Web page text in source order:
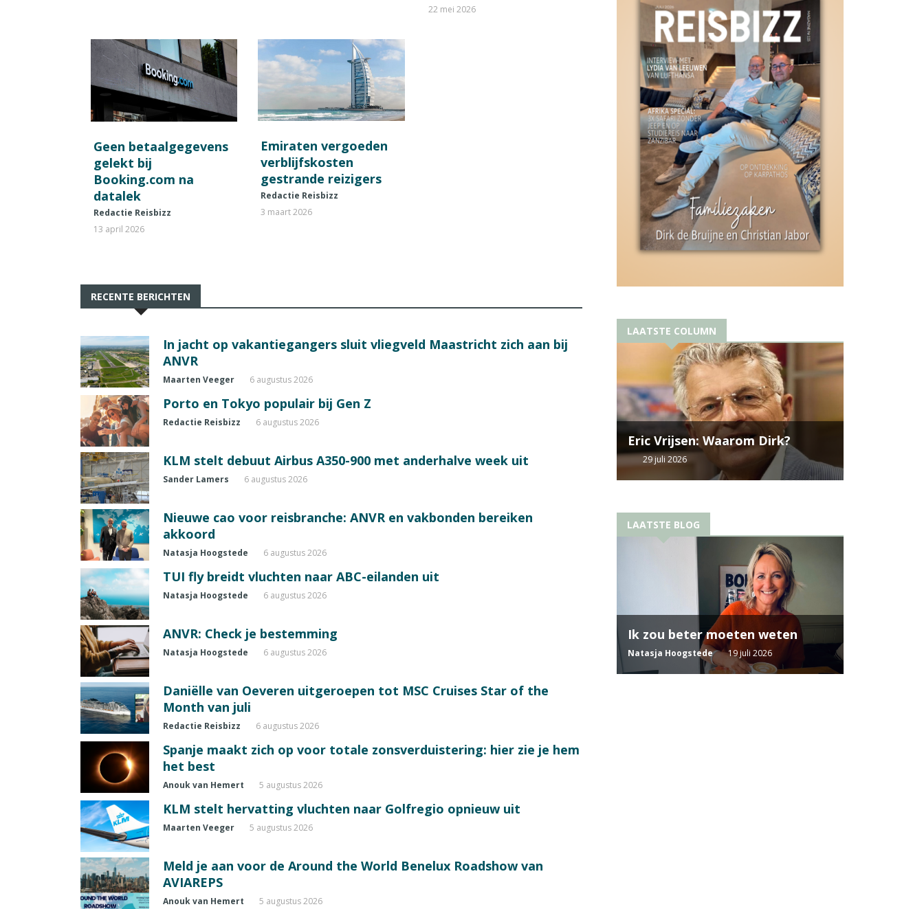
22 mei 2026
Geen betaalgegevens
gelekt bij
Booking.com na
datalek
Redactie Reisbizz
13 april 2026
Emiraten vergoeden
verblijfskosten
gestrande reizigers
Redactie Reisbizz
3 maart 2026
RECENTE BERICHTEN
In jacht op vakantiegangers sluit vliegveld Maastricht zich aan bij
ANVR
Maarten Veeger 6 augustus 2026
Porto en Tokyo populair bij Gen Z
Redactie Reisbizz 6 augustus 2026
KLM stelt debuut Airbus A350-900 met anderhalve week uit
Sander Lamers 6 augustus 2026
Nieuwe cao voor reisbranche: ANVR en vakbonden bereiken
akkoord
Natasja Hoogstede 6 augustus 2026
TUI fly breidt vluchten naar ABC-eilanden uit
Natasja Hoogstede 6 augustus 2026
ANVR: Check je bestemming
Natasja Hoogstede 6 augustus 2026
Daniëlle van Oeveren uitgeroepen tot MSC Cruises Star of the
Month van juli
Redactie Reisbizz 6 augustus 2026
Spanje maakt zich op voor totale zonsverduistering: hier zie je hem
het best
Anouk van Hemert 5 augustus 2026
KLM stelt hervatting vluchten naar Golfregio opnieuw uit
Maarten Veeger 5 augustus 2026
Meld je aan voor de Around the World Benelux Roadshow van
AVIAREPS
Anouk van Hemert 5 augustus 2026
LAATSTE COLUMN
Eric Vrijsen: Waarom Dirk?
29 juli 2026
LAATSTE BLOG
Ik zou beter moeten weten
Natasja Hoogstede 19 juli 2026